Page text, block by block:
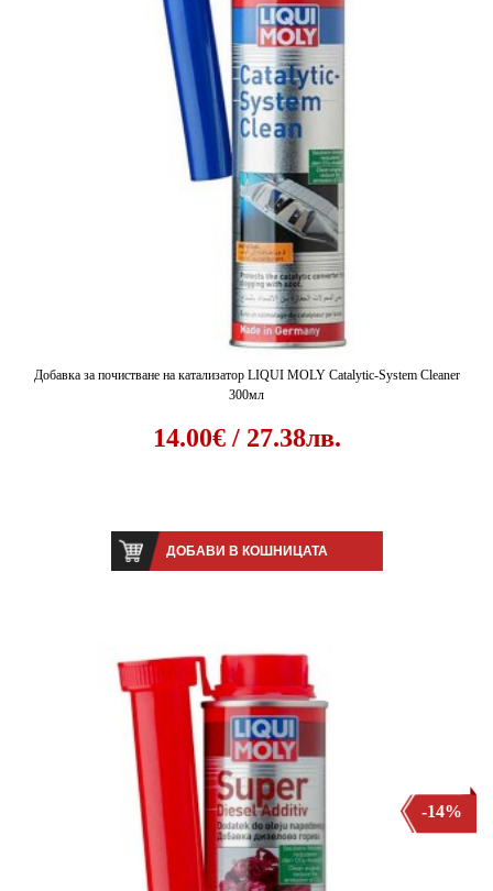
Добавка за почистване на катализатор LIQUI MOLY Catalytic-System Cleaner
300мл
14.00€ / 27.38лв.
ДОБАВИ В КОШНИЦАТА
-14%